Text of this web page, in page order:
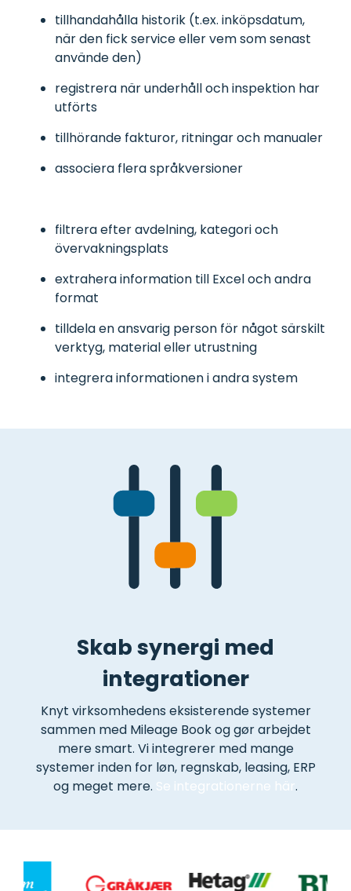
tillhandahålla historik (t.ex. inköpsdatum,
när den fick service eller vem som senast
använde den)
registrera när underhåll och inspektion har
utförts
tillhörande fakturor, ritningar och manualer
associera flera språkversioner
filtrera efter avdelning, kategori och
övervakningsplats
extrahera information till Excel och andra
format
tilldela en ansvarig person för något särskilt
verktyg, material eller utrustning
integrera informationen i andra system
Skab synergi med
integrationer
Knyt virksomhedens eksisterende systemer
sammen med Mileage Book og gør arbejdet
mere smart. Vi integrerer med mange
systemer inden for løn, regnskab, leasing, ERP
og meget mere. Se integrationerne här.